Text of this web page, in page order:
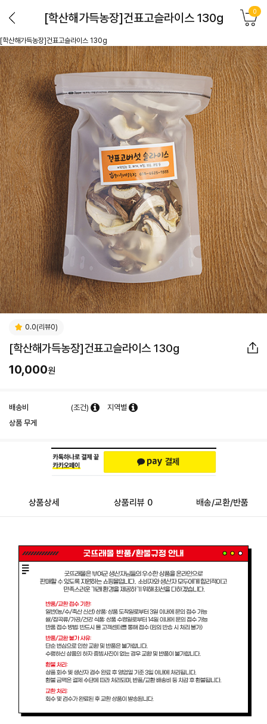
[학산해가득농장]건표고슬라이스 130g 0
[학산해가득농장]건표고슬라이스 130g
0.0(리뷰0)
[학산해가득농장]건표고슬라이스 130g
10,000원
배송비 (조건)
지역별
상품 무게
상품상세 상품리뷰 0 배송/교환/반품